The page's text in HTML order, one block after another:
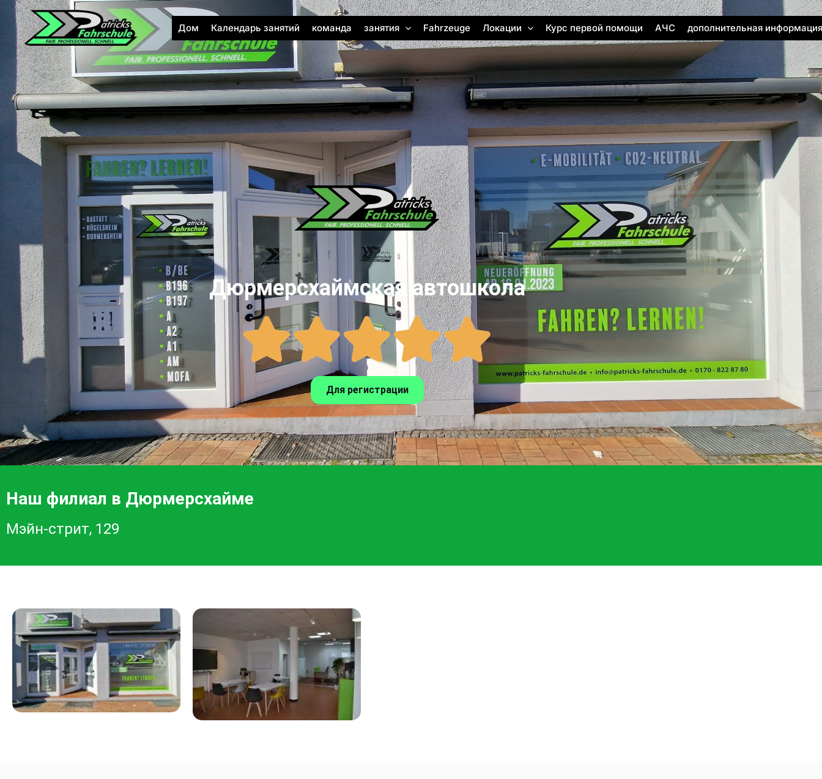
Перейти
содержимому
Дом Календарь занятий команда занятия Fahrzeuge Локации Курс первой помощи АЧС дополнительная информация
Дюрмерсхаймская автошкола
Для регистрации
Наш филиал в Дюрмерсхайме
Мэйн-стрит, 129